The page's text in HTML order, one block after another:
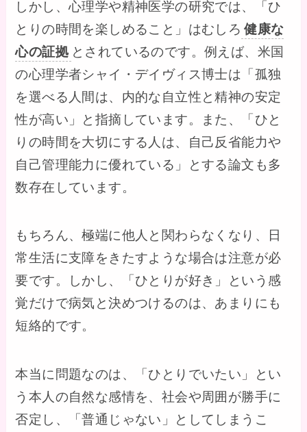
しかし、心理学や精神医学の研究では、「ひ
とりの時間を楽しめること」はむしろ 健康な
心の証拠 とされているのです。例えば、米国
の心理学者シャイ・デイヴィス博士は「孤独
を選べる人間は、内的な自立性と精神の安定
性が高い」と指摘しています。また、「ひと
りの時間を大切にする人は、自己反省能力や
自己管理能力に優れている」とする論文も多
数存在しています。
もちろん、極端に他人と関わらなくなり、日
常生活に支障をきたすような場合は注意が必
要です。しかし、「ひとりが好き」という感
覚だけで病気と決めつけるのは、あまりにも
短絡的です。
本当に問題なのは、「ひとりでいたい」とい
う本人の自然な感情を、社会や周囲が勝手に
否定し、「普通じゃない」としてしまうこ